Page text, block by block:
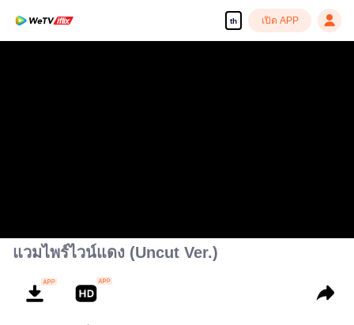
th เปิด APP
แวมไพร์ไวน์แดง (Uncut Ver.)